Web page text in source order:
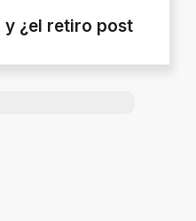
y ¿el retiro post